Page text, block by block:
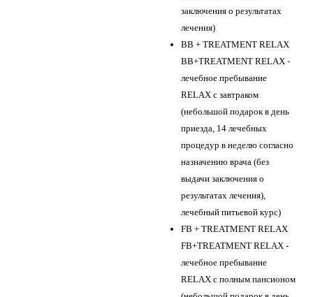
заключения о результатах
лечения)
BB + TREATMENT RELAX
BB+TREATMENT RELAX -
лечебное пребывание
RELAX с завтраком
(небольшой подарок в день
приезда, 14 лечебных
процедур в неделю согласно
назначению врача (без
выдачи заключения о
результатах лечения),
лечебный питьевой курс)
FB + TREATMENT RELAX
FB+TREATMENT RELAX -
лечебное пребывание
RELAX с полным пансионом